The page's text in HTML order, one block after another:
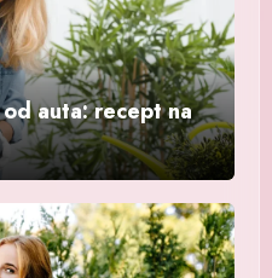
auta: recept na